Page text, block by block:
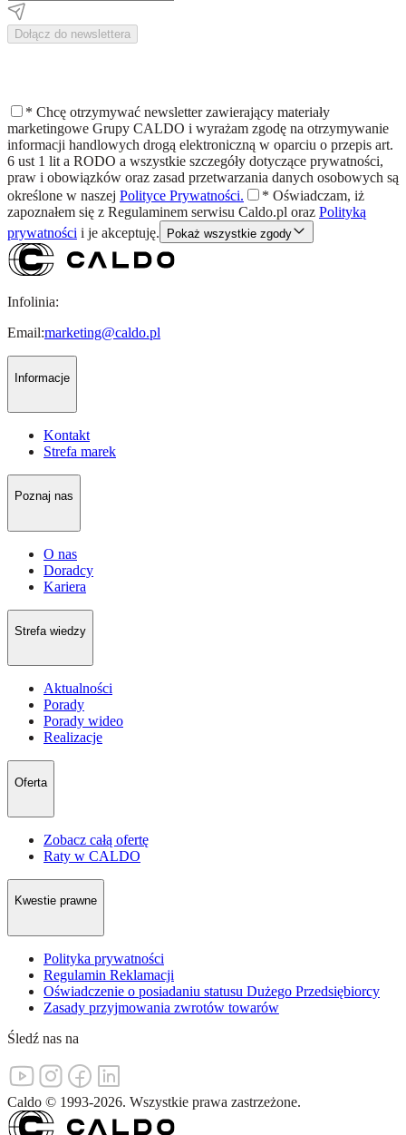
Dołącz do newslettera
* Chcę otrzymywać newsletter zawierający materiały
marketingowe Grupy CALDO i wyrażam zgodę na otrzymywanie
informacji handlowych drogą elektroniczną w oparciu o przepis art.
6 ust 1 lit a RODO a wszystkie szczegóły dotyczące prywatności,
praw i obowiązków oraz zasad przetwarzania danych osobowych są
określone w naszej Polityce Prywatności. * Oświadczam, iż
zapoznałem się z Regulaminem serwisu Caldo.pl oraz Polityką
prywatności i je akceptuję. Pokaż wszystkie zgody
Infolinia:
Email:marketing@caldo.pl
Informacje
Kontakt
Strefa marek
Poznaj nas
O nas
Doradcy
Kariera
Strefa wiedzy
Aktualności
Porady
Porady wideo
Realizacje
Oferta
Zobacz całą ofertę
Raty w CALDO
Kwestie prawne
Polityka prywatności
Regulamin Reklamacji
Oświadczenie o posiadaniu statusu Dużego Przedsiębiorcy
Zasady przyjmowania zwrotów towarów
Śledź nas na
Caldo © 1993-2026. Wszystkie prawa zastrzeżone.